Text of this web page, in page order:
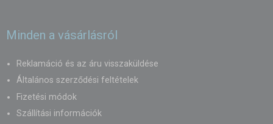
Minden a vásárlásról
Reklamáció és az áru visszaküldése
Általános szerződési feltételek
Fizetési módok
Szállítási információk